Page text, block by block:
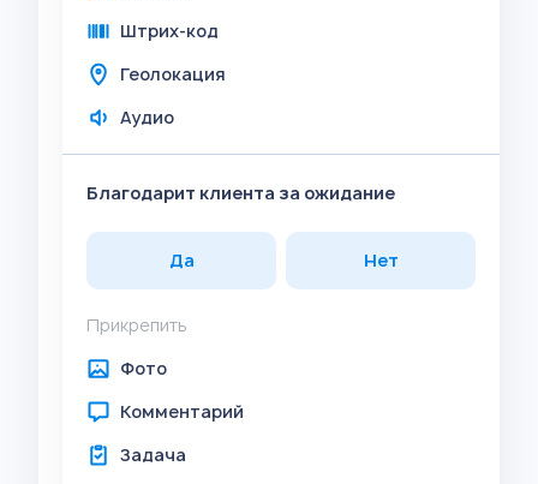
Штрих-код
Геолокация
Аудио
Благодарит клиента за ожидание
Да Нет
Прикрепить
Фото
Комментарий
Задача